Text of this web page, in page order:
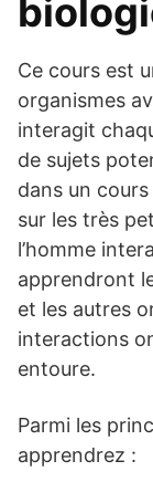
Ce cours est
organismes
interagit
de sujets
dans un
sur les très
l’homme
apprendront
et les autres
interactions
entoure.
Parmi les
apprendrez :